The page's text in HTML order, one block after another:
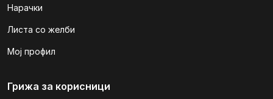
Нарачки
Листа со желби
Мој профил
Грижа за корисници